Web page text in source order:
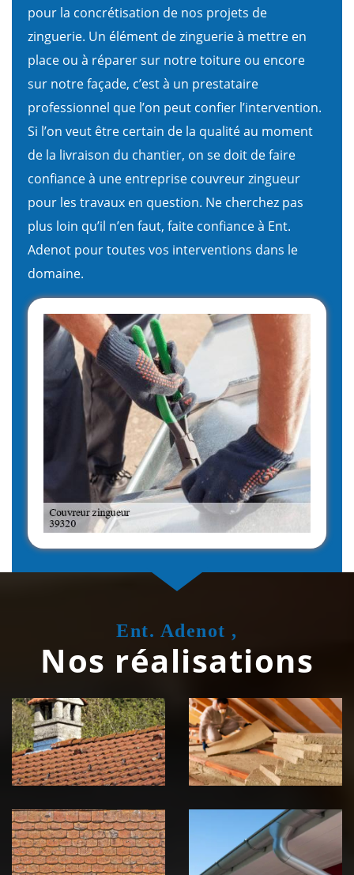
pour la concrétisation de nos projets de
zinguerie. Un élément de zinguerie à mettre en
place ou à réparer sur notre toiture ou encore
sur notre façade, c’est à un prestataire
professionnel que l’on peut confier l’intervention.
Si l’on veut être certain de la qualité au moment
de la livraison du chantier, on se doit de faire
confiance à une entreprise couvreur zingueur
pour les travaux en question. Ne cherchez pas
plus loin qu’il n’en faut, faite confiance à Ent.
Adenot pour toutes vos interventions dans le
domaine.
Ent. Adenot ,
Nos réalisations
Couvreur
zingueur 39
Jura
Isolation de
toiture 39
Jura
démoussage de
toiture 39
Jura
pose de
gouttière 39
Jura